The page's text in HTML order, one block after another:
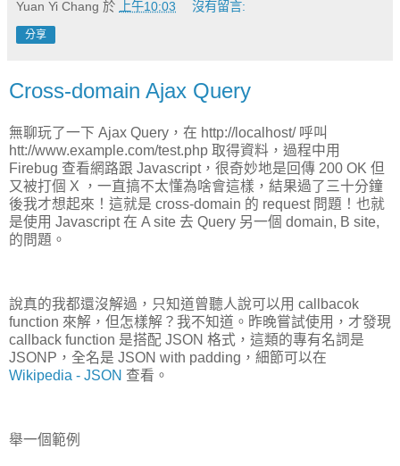
Yuan Yi Chang 於 上午10:03 沒有留言:
分享
Cross-domain Ajax Query
無聊玩了一下 Ajax Query，在 http://localhost/ 呼叫
htt://www.example.com/test.php 取得資料，過程中用
Firebug 查看網路跟 Javascript，很奇妙地是回傳 200 OK 但
又被打個 X ，一直搞不太懂為啥會這樣，結果過了三十分鐘
後我才想起來！這就是 cross-domain 的 request 問題！也就
是使用 Javascript 在 A site 去 Query 另一個 domain, B site,
的問題。
說真的我都還沒解過，只知道曾聽人說可以用 callbacok
function 來解，但怎樣解？我不知道。昨晚嘗試使用，才發現
callback function 是搭配 JSON 格式，這類的專有名詞是
JSONP，全名是 JSON with padding，細節可以在
Wikipedia - JSON 查看。
舉一個範例